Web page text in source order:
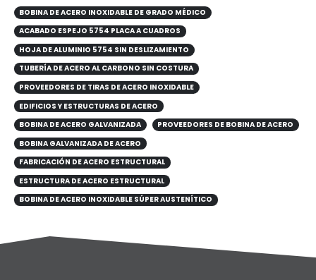
BOBINA DE ACERO INOXIDABLE DE GRADO MÉDICO
ACABADO ESPEJO 5754 PLACA A CUADROS
HOJA DE ALUMINIO 5754 SIN DESLIZAMIENTO
TUBERÍA DE ACERO AL CARBONO SIN COSTURA
PROVEEDORES DE TIRAS DE ACERO INOXIDABLE
EDIFICIOS Y ESTRUCTURAS DE ACERO
BOBINA DE ACERO GALVANIZADA
PROVEEDORES DE BOBINA DE ACERO
BOBINA GALVANIZADA DE ACERO
FABRICACIÓN DE ACERO ESTRUCTURAL
ESTRUCTURA DE ACERO ESTRUCTURAL
BOBINA DE ACERO INOXIDABLE SÚPER AUSTENÍTICO